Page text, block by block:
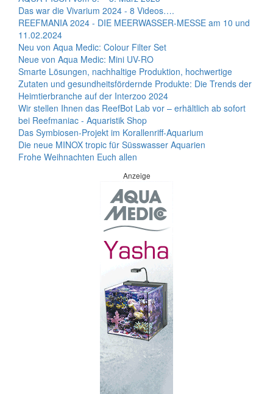
Das war die Vivarium 2024 - 8 Videos….
REEFMANIA 2024 - DIE MEERWASSER-MESSE am 10 und
11.02.2024
Neu von Aqua Medic: Colour Filter Set
Neue von Aqua Medic: Mini UV-RO
Smarte Lösungen, nachhaltige Produktion, hochwertige
Zutaten und gesundheitsfördernde Produkte: Die Trends der
Heimtierbranche auf der Interzoo 2024
Wir stellen Ihnen das ReefBot Lab vor – erhältlich ab sofort
bei Reefmaniac - Aquaristik Shop
Das Symbiosen-Projekt im Korallenriff-Aquarium
Die neue MINOX tropic für Süsswasser Aquarien
Frohe Weihnachten Euch allen
Anzeige